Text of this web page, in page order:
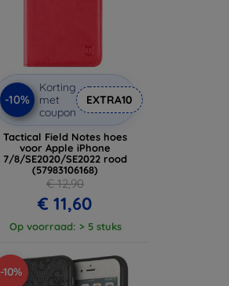
-10%
Korting
met
coupon
EXTRA10
Tactical Field Notes hoes
voor Apple iPhone
7/8/SE2020/SE2022 rood
(57983106168)
€ 12,90
€ 11,60
Op voorraad: > 5 stuks
-10%